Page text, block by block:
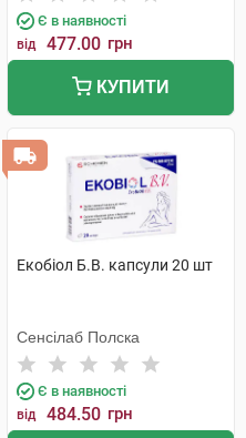
Є в наявності
від 477.00 грн
КУПИТИ
Екобіол Б.В. капсули 20 шт
Сенсілаб Полска
Є в наявності
від 484.50 грн